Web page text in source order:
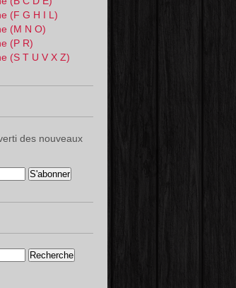
(F G H I L)
(M N O)
(P R)
(S T U V X Z)
des nouveaux